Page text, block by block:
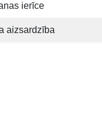
ierīce
aizsardzība